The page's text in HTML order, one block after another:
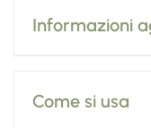
Informazioni
Come si usa